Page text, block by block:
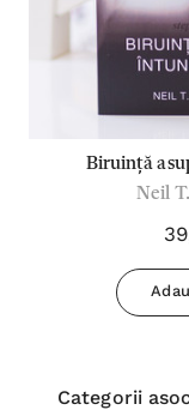
Biruință
Neil
Categorii